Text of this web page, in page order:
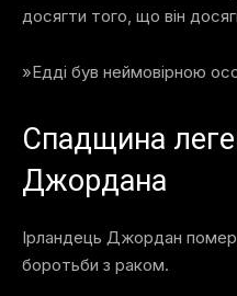
досягти того, що він
»Едді був неймовірною
Спадщина
Джордана
Ірландець Джордан помер
боротьби з раком.